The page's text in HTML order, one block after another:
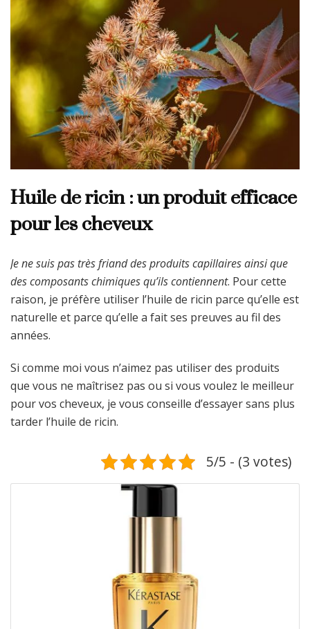
Huile de ricin : un produit efficace
pour les cheveux
Je ne suis pas très friand des produits capillaires ainsi que
des composants chimiques qu’ils contiennent. Pour cette
raison, je préfère utiliser l’huile de ricin parce qu’elle est
naturelle et parce qu’elle a fait ses preuves au fil des
années.
Si comme moi vous n’aimez pas utiliser des produits
que vous ne maîtrisez pas ou si vous voulez le meilleur
pour vos cheveux, je vous conseille d’essayer sans plus
tarder l’huile de ricin.
5/5 - (3 votes)